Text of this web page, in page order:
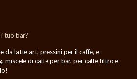
tuo bar?
da latte art, pressini per il caffè, e
miscele di caffè per bar, per caffè filtro e